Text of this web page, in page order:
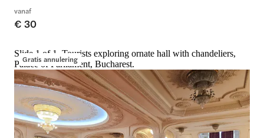
vanaf
€ 30
Gratis annulering
Slide 1 of 1, Tourists exploring ornate hall with chandeliers,
Palace of Parliament, Bucharest.